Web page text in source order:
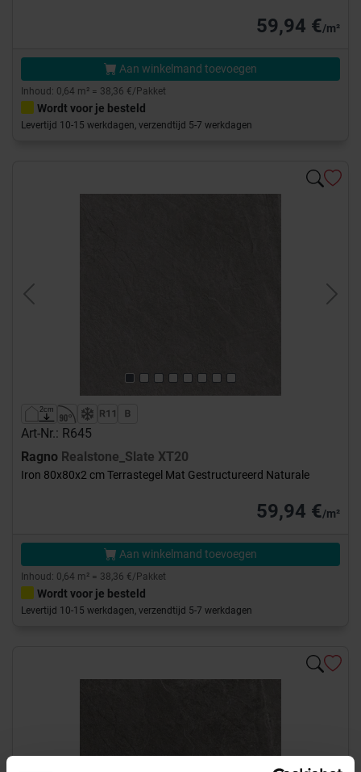
59,94 €/m²
Aan winkelmand toevoegen
Inhoud: 0,64 m² = 38,36 €/Pakket
Wordt voor je besteld
Levertijd 10-15 werkdagen, verzendtijd 5-7 werkdagen
Previous Next
Art-Nr.: R645
Ragno Realstone_Slate XT20
Iron 80x80x2 cm Terrastegel Mat Gestructureerd Naturale
59,94 €/m²
Aan winkelmand toevoegen
Inhoud: 0,64 m² = 38,36 €/Pakket
Wordt voor je besteld
Levertijd 10-15 werkdagen, verzendtijd 5-7 werkdagen